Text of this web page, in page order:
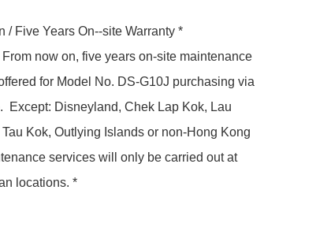
/ Five Years On--site Warranty *
now on, five years on-site maintenance
for Model No. DS-G10J purchasing via
Except: Disneyland, Chek Lap Kok, Lau
Kok, Outlying Islands or non-Hong Kong
services will only be carried out at
locations. *